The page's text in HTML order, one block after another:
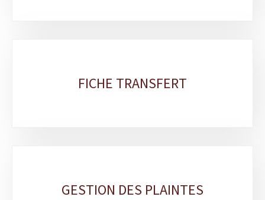
FICHE TRANSFERT
GESTION DES PLAINTES